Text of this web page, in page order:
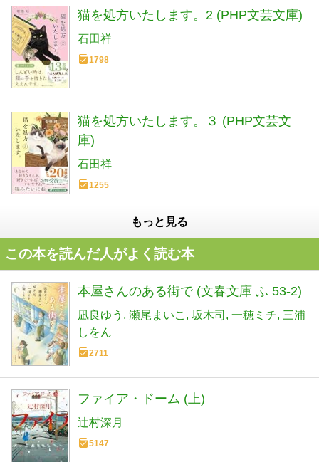
猫を処方いたします。2 (PHP文芸文庫)
石田祥
1798
猫を処方いたします。３ (PHP文芸文
庫)
石田祥
1255
もっと見る
この本を読んだ人がよく読む本
本屋さんのある街で (文春文庫 ふ 53-2)
凪良ゆう 瀬尾まいこ 坂木司 一穂ミチ 三浦
しをん
2711
ファイア・ドーム (上)
辻村深月
5147